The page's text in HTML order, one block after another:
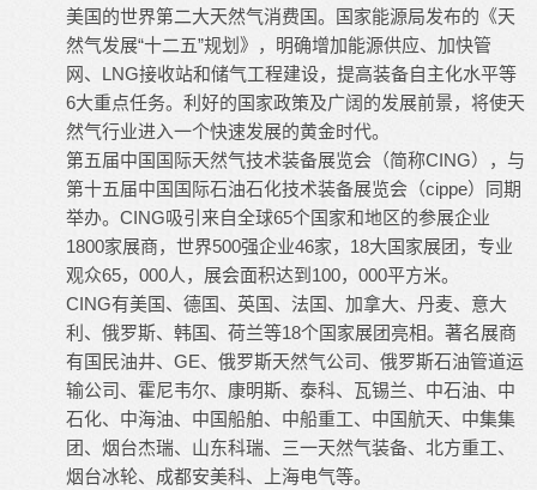
美国的世界第二大天然气消费国。国家能源局发布的《天
然气发展“十二五”规划》，明确增加能源供应、加快管
网、LNG接收站和储气工程建设，提高装备自主化水平等
6大重点任务。利好的国家政策及广阔的发展前景，将使天
然气行业进入一个快速发展的黄金时代。
第五届中国国际天然气技术装备展览会（简称CING），与
第十五届中国国际石油石化技术装备展览会（cippe）同期
举办。CING吸引来自全球65个国家和地区的参展企业
1800家展商，世界500强企业46家，18大国家展团，专业
观众65，000人，展会面积达到100，000平方米。
CING有美国、德国、英国、法国、加拿大、丹麦、意大
利、俄罗斯、韩国、荷兰等18个国家展团亮相。著名展商
有国民油井、GE、俄罗斯天然气公司、俄罗斯石油管道运
输公司、霍尼韦尔、康明斯、泰科、瓦锡兰、中石油、中
石化、中海油、中国船舶、中船重工、中国航天、中集集
团、烟台杰瑞、山东科瑞、三一天然气装备、北方重工、
烟台冰轮、成都安美科、上海电气等。